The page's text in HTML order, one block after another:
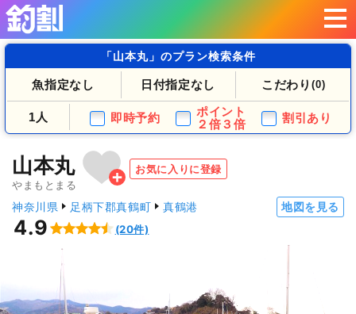
「山本丸」のプラン検索条件
魚指定なし 日付指定なし こだわり (0)
1人 即時予約
ポイント
２倍３倍
割引あり
山本丸
やまもとまる
お気に入りに登録
神奈川県 足柄下郡真鶴町 真鶴港 地図を見る
4.9 (20件)